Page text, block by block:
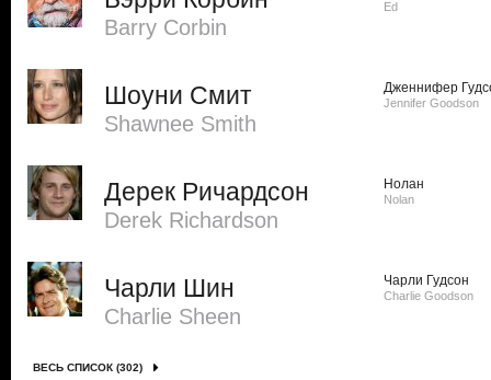
Barry Corbin
Ed
Шоуни Смит
Shawnee Smith
Дженнифер
Jennifer Goodson
Дерек Ричардсон
Derek Richardson
Нолан
Nolan
Чарли Шин
Charlie Sheen
Чарли Гудсон
Charlie Goodson
ВЕСЬ СПИСОК (302)